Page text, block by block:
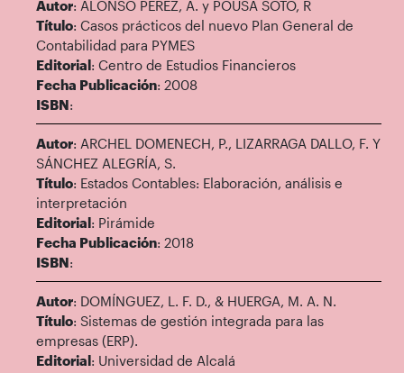
Autor: ALONSO PÉREZ, A. y POUSA SOTO, R
Título: Casos prácticos del nuevo Plan General de
Contabilidad para PYMES
Editorial: Centro de Estudios Financieros
Fecha Publicación: 2008
ISBN:
Autor: ARCHEL DOMENECH, P., LIZARRAGA DALLO, F. Y
SÁNCHEZ ALEGRÍA, S.
Título: Estados Contables: Elaboración, análisis e
interpretación
Editorial: Pirámide
Fecha Publicación: 2018
ISBN:
Autor: DOMÍNGUEZ, L. F. D., & HUERGA, M. A. N.
Título: Sistemas de gestión integrada para las
empresas (ERP).
Editorial: Universidad de Alcalá